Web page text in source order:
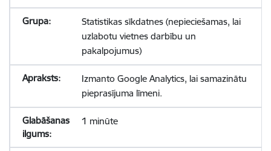
Statistikas sīkdatnes (nepieciešamas, lai
uzlabotu vietnes darbību un
pakalpojumus)
Izmanto Google Analytics, lai samazinātu
pieprasījuma līmeni.
1 minūte